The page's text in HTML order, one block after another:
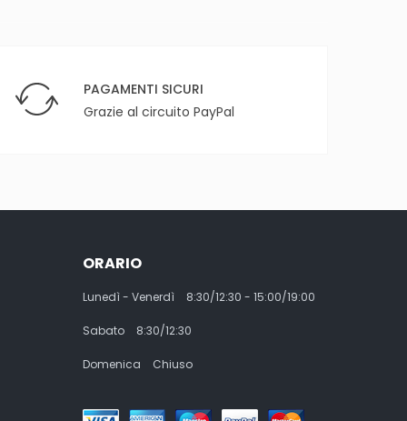
PAGAMENTI SICURI
Grazie al circuito PayPal
ORARIO
Lunedì - Venerdì 8:30/12:30 - 15:00/19:00
Sabato 8:30/12:30
Domenica Chiuso